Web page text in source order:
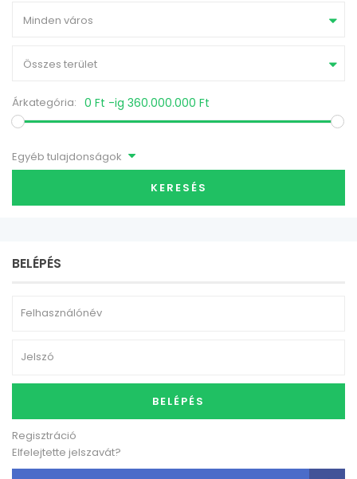
Minden város
Összes terület
Árkategória: 0 Ft -ig 360.000.000 Ft
Egyéb tulajdonságok
KERESÉS
BELÉPÉS
BELÉPÉS
Regisztráció
Elfelejtette jelszavát?